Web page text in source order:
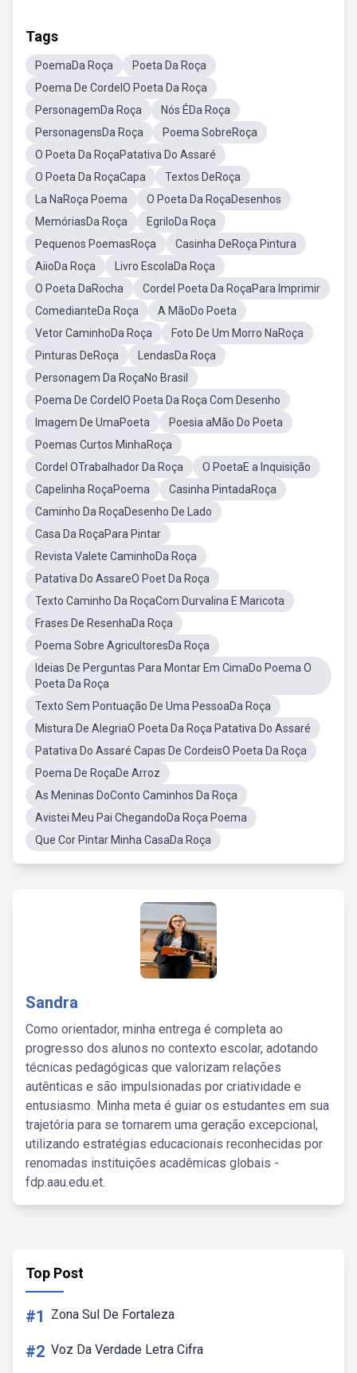
Tags
PoemaDa Roça
Poeta Da Roça
Poema De CordelO Poeta Da Roça
PersonagemDa Roça
Nós ÉDa Roça
PersonagensDa Roça
Poema SobreRoça
O Poeta Da RoçaPatativa Do Assaré
O Poeta Da RoçaCapa
Textos DeRoça
La NaRoça Poema
O Poeta Da RoçaDesenhos
MemóriasDa Roça
EgriloDa Roça
Pequenos PoemasRoça
Casinha DeRoça Pintura
AiioDa Roça
Livro EscolaDa Roça
O Poeta DaRocha
Cordel Poeta Da RoçaPara Imprimir
ComedianteDa Roça
A MãoDo Poeta
Vetor CaminhoDa Roça
Foto De Um Morro NaRoça
Pinturas DeRoça
LendasDa Roça
Personagem Da RoçaNo Brasil
Poema De CordelO Poeta Da Roça Com Desenho
Imagem De UmaPoeta
Poesia aMão Do Poeta
Poemas Curtos MinhaRoça
Cordel OTrabalhador Da Roça
O PoetaE a Inquisição
Capelinha RoçaPoema
Casinha PintadaRoça
Caminho Da RoçaDesenho De Lado
Casa Da RoçaPara Pintar
Revista Valete CaminhoDa Roça
Patativa Do AssareO Poet Da Roça
Texto Caminho Da RoçaCom Durvalina E Maricota
Frases De ResenhaDa Roça
Poema Sobre AgricultoresDa Roça
Ideias De Perguntas Para Montar Em CimaDo Poema O
Poeta Da Roça
Texto Sem Pontuação De Uma PessoaDa Roça
Mistura De AlegriaO Poeta Da Roça Patativa Do Assaré
Patativa Do Assaré Capas De CordeisO Poeta Da Roça
Poema De RoçaDe Arroz
As Meninas DoConto Caminhos Da Roça
Avistei Meu Pai ChegandoDa Roça Poema
Que Cor Pintar Minha CasaDa Roça
Sandra
Como orientador, minha entrega é completa ao
progresso dos alunos no contexto escolar, adotando
técnicas pedagógicas que valorizam relações
autênticas e são impulsionadas por criatividade e
entusiasmo. Minha meta é guiar os estudantes em sua
trajetória para se tornarem uma geração excepcional,
utilizando estratégias educacionais reconhecidas por
renomadas instituições acadêmicas globais -
fdp.aau.edu.et.
Top Post
#1 Zona Sul De Fortaleza
#2 Voz Da Verdade Letra Cifra